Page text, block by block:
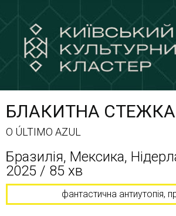
БЛАКИТНА СТЕЖКА
O ÚLTIMO AZUL
Бразилія, Мексика,
2025 / 85 хв
фантастична антиутопія,